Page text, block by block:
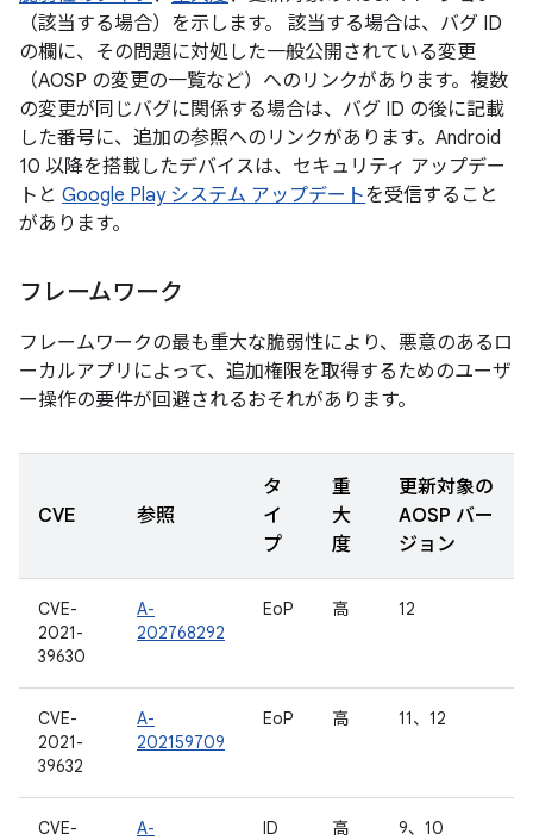
（該当する場合）を示します。 該当する場合は、バグ ID
の欄に、その問題に対処した一般公開されている変更
（AOSP の変更の一覧など）へのリンクがあります。複数
の変更が同じバグに関係する場合は、バグ ID の後に記載
した番号に、追加の参照へのリンクがあります。Android
10 以降を搭載したデバイスは、セキュリティ アップデー
トと Google Play システム アップデートを受信すること
があります。
フレームワーク
フレームワークの最も重大な脆弱性により、悪意のあるロ
ーカルアプリによって、追加権限を取得するためのユーザ
ー操作の要件が回避されるおそれがあります。
CVE 参照
タ
イ
プ
重
大
度
更新対象の
AOSP バー
ジョン
CVE-
2021-
39630
A-
202768292
EoP 高 12
CVE-
2021-
39632
A-
202159709
EoP 高 11、12
CVE-
A-
ID 高 9、10